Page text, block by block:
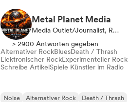
Metal Planet Media
Media Outlet/Journalist, Radiosender
> 2900 Antworten gegeben
Alternativer RockBluesDeath / Thrash
Elektronischer RockExperimenteller Rock
Schreibe ArtikelSpiele Künstler im Radio
Noise Alternativer Rock
Death / Thrash